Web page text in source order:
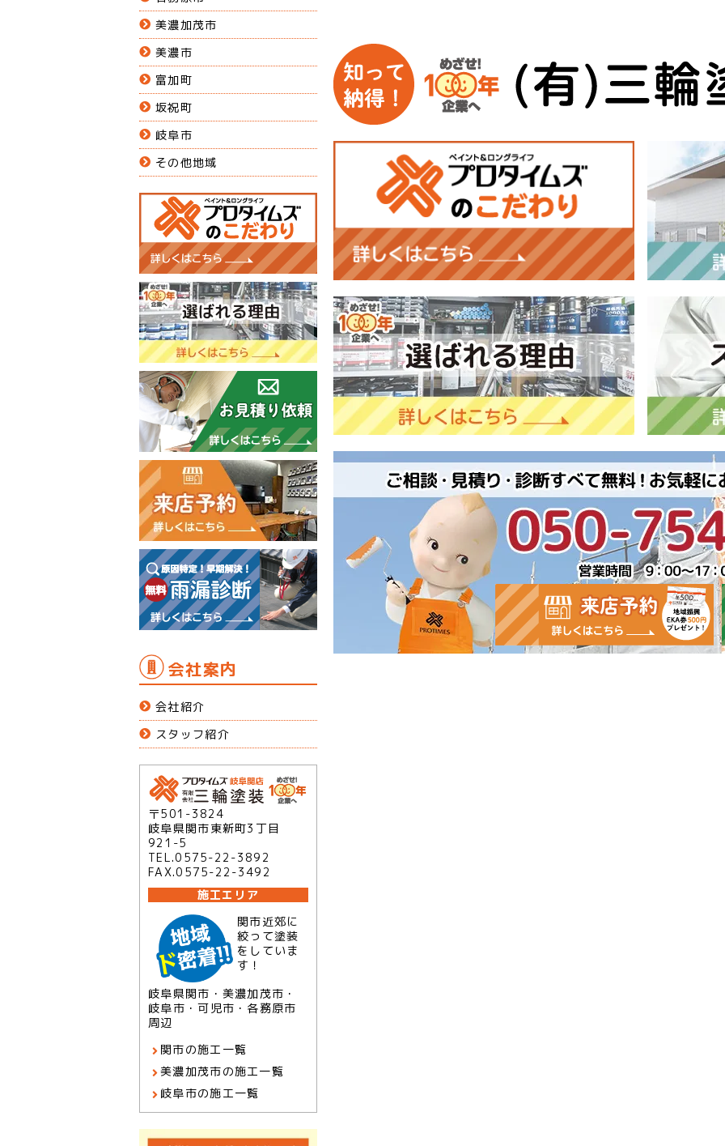
美濃加茂市
美濃市
富加町
坂祝町
岐阜市
その他地域
会社案内
会社紹介
スタッフ紹介
〒501-3824
岐阜県関市東新町3丁目
921-5
TEL.0575-22-3892
FAX.0575-22-3492
施工エリア
関市近郊に
絞って塗装
をしていま
す！
岐阜県関市・美濃加茂市・
岐阜市・可児市・各務原市
周辺
関市の施工一覧
美濃加茂市の施工一覧
岐阜市の施工一覧